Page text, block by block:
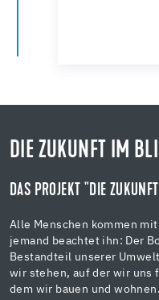
DIE ZUKUNFT IM
DAS PROJEKT "DIE
Alle Menschen kommen
jemand beachtet ihn: Der
Bestandteil unserer
wir stehen, auf der wir uns
dem wir bauen und